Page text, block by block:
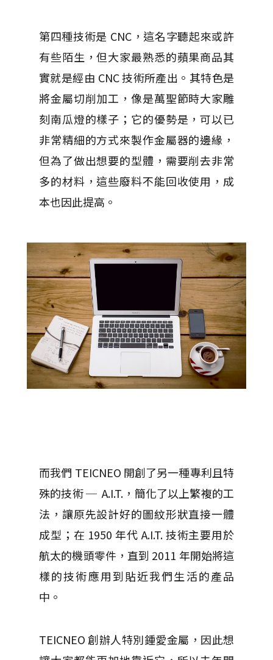
第四種技術是 CNC，這名字聽起來或許
有些陌生，但大家最熟悉的蘋果商品其
實就是經由 CNC 技術所產出。其特色是
將金屬切削加工，像是萬聖節時大家雕
刻南瓜燈的樣子；它的優勢是，可以已
非常精細的方式來製作金屬器的邊緣，
但為了做出想要的型體，需要削去非常
多的材料，這些廢料不能回收使用，成
本也因此提高。
而我們 TEICNEO 開創了另一種專利且特
殊的技術 ─ A.I.T.，簡化了以上繁複的工
法，讓原先設計好的圖紋形狀直接一體
成型；在 1950 年代 A.I.T. 技術主要用於
航太的機頭零件，直到 2011 年開始將這
樣的技術應用到貼近我們生活的產品
中。
TEICNEO 創辦人特別鍾愛金屬，因此想